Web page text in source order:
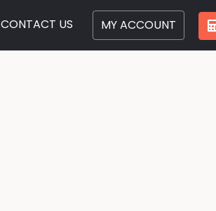
CONTACT US MY ACCOUNT